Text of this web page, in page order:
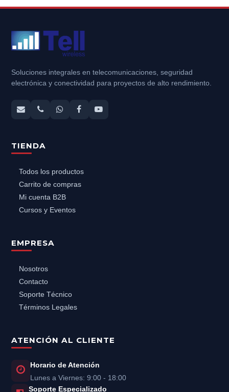
Soluciones integrales en telecomunicaciones, seguridad
electrónica y conectividad para proyectos de alto rendimiento.
TIENDA
Todos los productos
Carrito de compras
Mi cuenta B2B
Cursos y Eventos
EMPRESA
Nosotros
Contacto
Soporte Técnico
Términos Legales
ATENCIÓN AL CLIENTE
Horario de Atención
Lunes a Viernes: 9:00 - 18:00
Soporte Especializado